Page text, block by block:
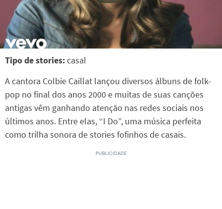
Tipo de stories:casal
A cantora Colbie Caillat lançou diversos álbuns de folk-
pop no final dos anos 2000 e muitas de suas canções
antigas vêm ganhando atenção nas redes sociais nos
últimos anos. Entre elas, “I Do”, uma música perfeita
como trilha sonora de stories fofinhos de casais.